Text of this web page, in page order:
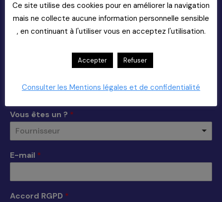
Nous Contacter (support)
Copyright 2025
Trouvez nous sur :
dans
une
nouvelle
fenêtre
dans
une
nouvelle
fenêtre
YouTube
dans
une
nouvelle
fenêtre
page
LinkedIn
dans
une
nouvelle
S'inscrire à la Newsletter
Vous êtes un ? *
Fournisseur
E-mail *
Accord RGPD *
Ce site utilise des cookies pour en améliorer la navigation
mais ne collecte aucune information personnelle sensible
, en continuant à l'utiliser vous en acceptez l'utilisation.
Accepter Refuser
Consulter les Mentions légales et de confidentialité